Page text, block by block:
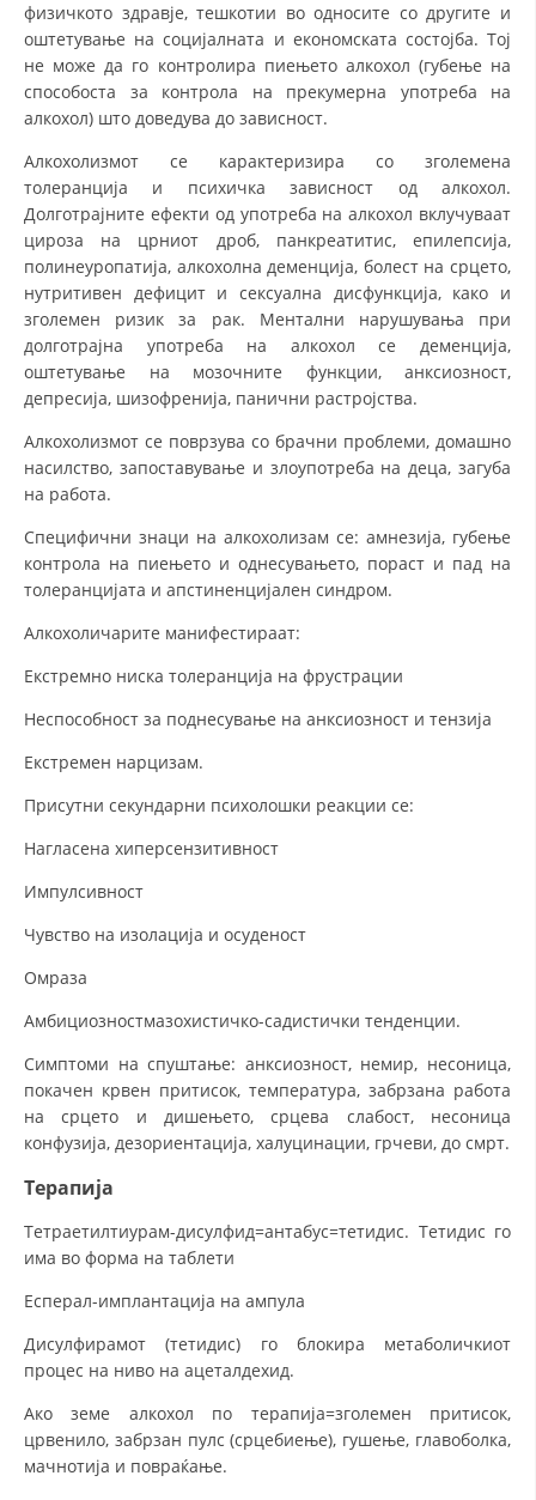
физичкото здравје, тешкотии во односите со другите и
оштетување на социјалната и економската состојба. Тој
не може да го контролира пиењето алкохол (губење на
способоста за контрола на прекумерна употреба на
алкохол) што доведува до зависност.
Алкохолизмот се карактеризира со зголемена
толеранција и психичка зависност од алкохол.
Долготрајните ефекти од употреба на алкохол вклучуваат
цироза на црниот дроб, панкреатитис, епилепсија,
полинеуропатија, алкохолна деменција, болест на срцето,
нутритивен дефицит и сексуална дисфункција, како и
зголемен ризик за рак. Ментални нарушувања при
долготрајна употреба на алкохол се деменција,
оштетување на мозочните функции, анксиозност,
депресија, шизофренија, панични растројства.
Алкохолизмот се поврзува со брачни проблеми, домашно
насилство, запоставување и злоупотреба на деца, загуба
на работа.
Специфични знаци на алкохолизам се: амнезија, губење
контрола на пиењето и однесувањето, пораст и пад на
толеранцијата и апстиненцијален синдром.
Алкохоличарите манифестираат:
Екстремно ниска толеранција на фрустрации
Неспособност за поднесување на анксиозност и тензија
Екстремен нарцизам.
Присутни секундарни психолошки реакции се:
Нагласена хиперсензитивност
Импулсивност
Чувство на изолација и осуденост
Омраза
Амбициозностмазохистичко-садистички тенденции.
Симптоми на спуштање: анксиозност, немир, несоница,
покачен крвен притисок, температура, забрзана работа
на срцето и дишењето, срцева слабост, несоница
конфузија, дезориентација, халуцинации, грчеви, до смрт.
Терапија
Тетраетилтиурам-дисулфид=антабус=тетидис. Тетидис го
има во форма на таблети
Есперал-имплантација на ампула
Дисулфирамот (тетидис) го блокира метаболичкиот
процес на ниво на ацеталдехид.
Ако земе алкохол по терапија=зголемен притисок,
црвенило, забрзан пулс (срцебиење), гушење, главоболка,
мачнотија и повраќање.